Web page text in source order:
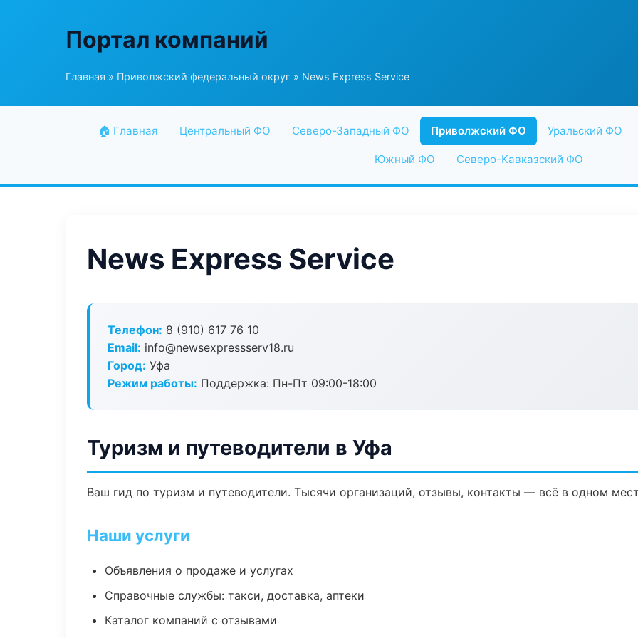
Портал компаний
Главная » Приволжский федеральный округ » News Express Service
🏠 Главная Центральный ФО Северо-Западный ФО Приволжский ФО Уральский ФО
Южный ФО Северо-Кавказский ФО
News Express Service
Телефон: 8 (910) 617 76 10
Email: info@newsexpressserv18.ru
Город: Уфа
Режим работы: Поддержка: Пн-Пт 09:00-18:00
Туризм и путеводители в Уфа
Ваш гид по туризм и путеводители. Тысячи организаций, отзывы, контакты — всё в одном
Наши услуги
Объявления о продаже и услугах
Справочные службы: такси, доставка, аптеки
Каталог компаний с отзывами